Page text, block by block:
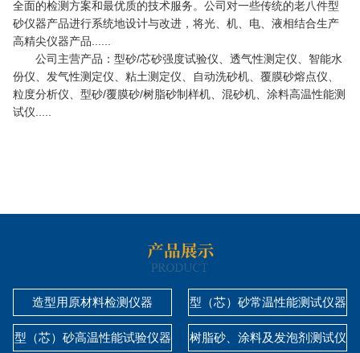
全面的检测方案和最优质的技术服务。公司对一些传统的老八件型
砂仪器产品进行系统地设计与改进，将光、机、电、液相结合生产
高精尖仪器产品......
公司主营产品：型砂/芯砂强度试验仪、透气性测定仪、智能水
份仪、发气性测定仪、粘土测定仪、自动洗砂机、覆膜砂熔点仪、
粒度分析仪、型砂/覆膜砂/树脂砂制样机、混砂机、涂料高温性能测
试仪.....
造型用原材料检测仪器 型（芯）砂常温性能测试仪器
型（芯）砂高温性能试验仪器
树脂砂、涂料及发泡剂测试仪